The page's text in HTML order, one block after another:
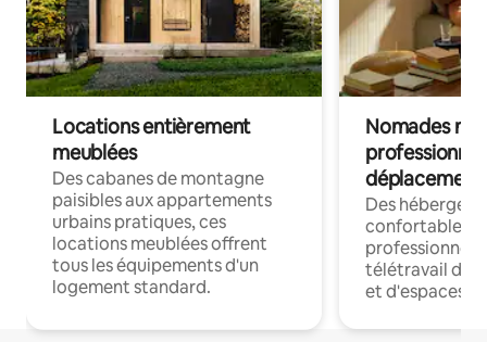
Locations entièrement
meublées
Des cabanes de montagne
paisibles aux appartements
urbains pratiques, ces
locations meublées offrent
tous les équipements d'un
logement standard.
Nomades
déplacement
Des
confortables
professionnels
télétravail
et d'espaces